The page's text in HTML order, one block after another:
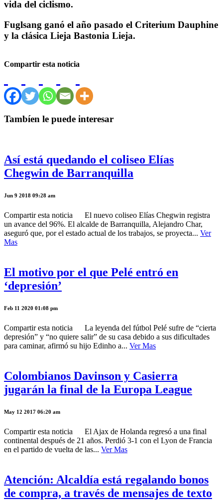
vida del ciclismo.
Fuglsang ganó el año pasado el Criterium Dauphine
y la clásica Lieja Bastonia Lieja.
Compartir esta noticia
Tambíen le puede interesar
Así está quedando el coliseo Elías
Chegwin de Barranquilla
Jun 9 2018 09:28 am
Compartir esta noticia El nuevo coliseo Elías Chegwin registra
un avance del 96%. El alcalde de Barranquilla, Alejandro Char,
aseguró que, por el estado actual de los trabajos, se proyecta... Ver
Mas
El motivo por el que Pelé entró en
‘depresión’
Feb 11 2020 01:08 pm
Compartir esta noticia La leyenda del fútbol Pelé sufre de “cierta
depresión” y “no quiere salir” de su casa debido a sus dificultades
para caminar, afirmó su hijo Edinho a... Ver Mas
Colombianos Davinson y Casierra
jugarán la final de la Europa League
May 12 2017 06:20 am
Compartir esta noticia El Ajax de Holanda regresó a una final
continental después de 21 años. Perdió 3-1 con el Lyon de Francia
en el partido de vuelta de las... Ver Mas
Atención: Alcaldía está regalando bonos
de compra, a través de mensajes de texto